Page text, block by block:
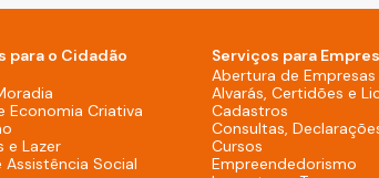
- Desktop)
de governo (Rodapé - Desktop)
para o Cidadão
Economia Criativa
e Lazer
Assistência Social
Serviços para
Abertura de Empresas
Alvarás, Certidões e
Cadastros
Consultas,
Cursos
Empreendedorismo